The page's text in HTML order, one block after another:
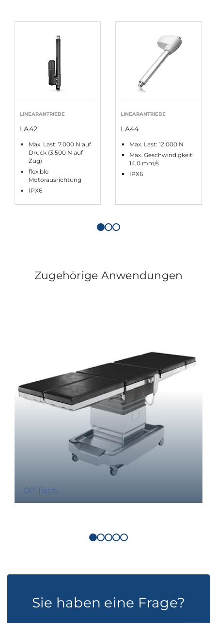
LINEARANTRIEBE
LA42
Max. Last: 7.000 N auf
Druck (3.500 N auf
Zug)
flexible
Motorausrichtung
IPX6
LINEARANTRIEBE
LA44
Max. Last: 12.000 N
Max. Geschwindigkeit:
14,0 mm/s
IPX6
Zugehörige Anwendungen
OP-Tisch
Sie haben eine Frage?